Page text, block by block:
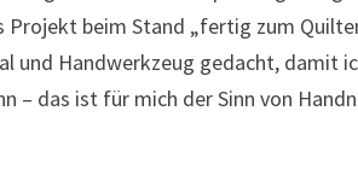
Projekt beim Stand „fertig zum
und Handwerkzeug gedacht, damit
– das ist für mich der Sinn von